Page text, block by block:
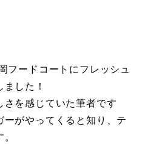
フードコートにフレッシュ
した！
を感じていた筆者です
がやってくると知り、テ